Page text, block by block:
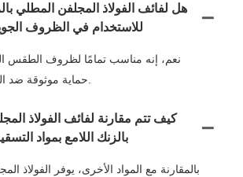
هل لفائف الفولاذ المجلفن المطلي
للاستخدام في الظروف
نعم، إنه مناسب تمامًا لظروف الطقس
كيف تتم مقارنة لفائف الفولاذ
بالزنك اللامع بمواد
بالمقارنة مع المواد الأخرى، يوفر الفولاذ